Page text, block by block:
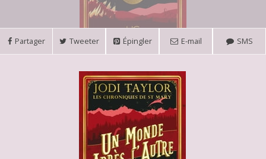
Partager Tweeter Épingler E-mail SMS